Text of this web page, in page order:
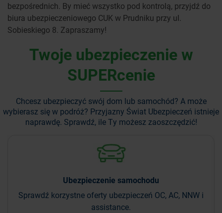
bezpośrednich. By mieć wszystko pod kontrolą, przyjdź do
biura ubezpieczeniowego CUK w Prudniku przy ul.
Sobieskiego 8. Zapraszamy!
Twoje ubezpieczenie w
SUPERcenie
Chcesz ubezpieczyć swój dom lub samochód? A może
wybierasz się w podróż? Przyjazny Świat Ubezpieczeń istnieje
naprawdę. Sprawdź, ile Ty możesz zaoszczędzić!
Ubezpieczenie samochodu
Sprawdź korzystne oferty ubezpieczeń OC, AC, NNW i
assistance.